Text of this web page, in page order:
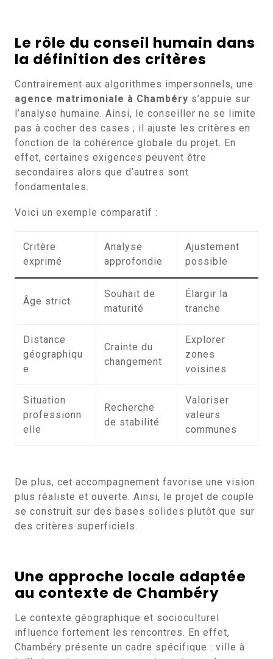
Le rôle du conseil humain dans
la définition des critères
Contrairement aux algorithmes impersonnels, une
agence matrimoniale à Chambéry s’appuie sur
l’analyse humaine. Ainsi, le conseiller ne se limite
pas à cocher des cases ; il ajuste les critères en
fonction de la cohérence globale du projet. En
effet, certaines exigences peuvent être
secondaires alors que d’autres sont
fondamentales.
Voici un exemple comparatif :
Critère
exprimé
Analyse
approfondie
Ajustement
possible
Âge strict
Souhait de
maturité
Élargir la
tranche
Distance
géographiqu
e
Crainte du
changement
Explorer
zones
voisines
Situation
professionn
elle
Recherche
de stabilité
Valoriser
valeurs
communes
De plus, cet accompagnement favorise une vision
plus réaliste et ouverte. Ainsi, le projet de couple
se construit sur des bases solides plutôt que sur
des critères superficiels.
Une approche locale adaptée
au contexte de Chambéry
Le contexte géographique et socioculturel
influence fortement les rencontres. En effet,
Chambéry présente un cadre spécifique : ville à